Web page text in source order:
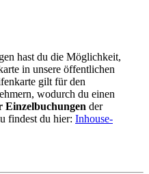
hast du die Möglichkeit,
in unsere öffentlichen
gilt für den
wodurch du einen
Einzelbuchungen der
findest du hier: Inhouse-